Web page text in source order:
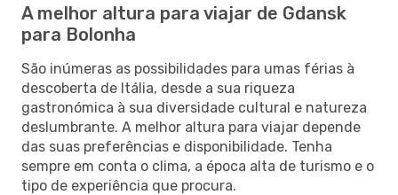
A melhor altura para viajar de Gdansk
para Bolonha
São inúmeras as possibilidades para umas férias à
descoberta de Itália, desde a sua riqueza
gastronómica à sua diversidade cultural e natureza
deslumbrante. A melhor altura para viajar depende
das suas preferências e disponibilidade. Tenha
sempre em conta o clima, a época alta de turismo e o
tipo de experiência que procura.